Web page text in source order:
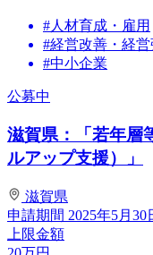
#人材育成・雇用
#経営改善・経
#中小企業
公募中
滋賀県：「若年層
ルアップ支援）」
滋賀県
申請期間 2025年5月30
上限金額